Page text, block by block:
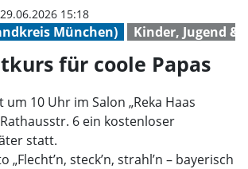
München) Kinder, Jugend &
15:18
für coole Papas
um 10 Uhr im Salon „Reka Haas
6 ein kostenloser
statt.
steck’n, strahl’n – bayerisch